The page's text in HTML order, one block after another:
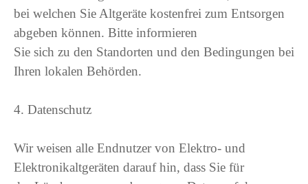
bei welchen Sie Altgeräte kostenfrei zum Entsorgen
abgeben können. Bitte informieren
Sie sich zu den Standorten und den Bedingungen bei
Ihren lokalen Behörden.
4. Datenschutz
Wir weisen alle Endnutzer von Elektro- und
Elektronikaltgeräten darauf hin, dass Sie für